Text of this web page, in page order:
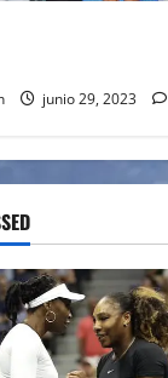
junio 29, 2023